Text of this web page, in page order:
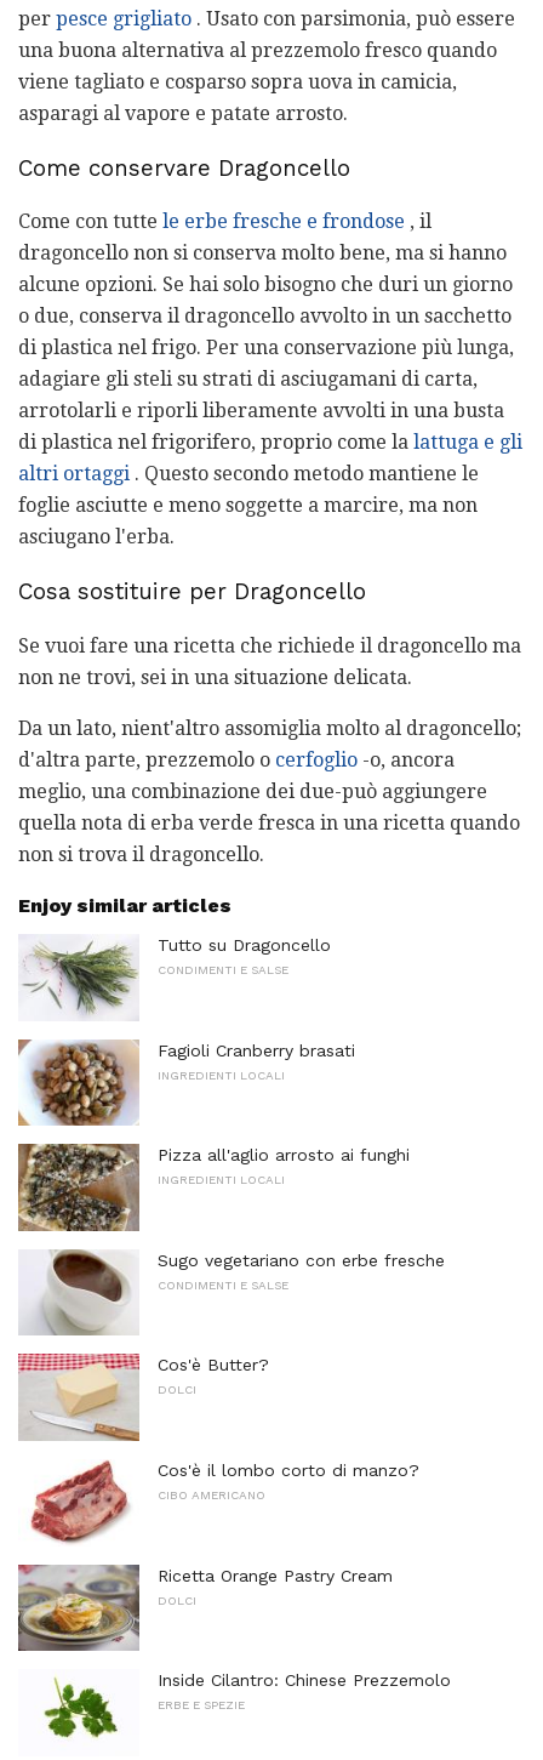
per pesce grigliato . Usato con parsimonia, può essere
una buona alternativa al prezzemolo fresco quando
viene tagliato e cosparso sopra uova in camicia,
asparagi al vapore e patate arrosto.
Come conservare Dragoncello
Come con tutte le erbe fresche e frondose , il
dragoncello non si conserva molto bene, ma si hanno
alcune opzioni. Se hai solo bisogno che duri un giorno
o due, conserva il dragoncello avvolto in un sacchetto
di plastica nel frigo. Per una conservazione più lunga,
adagiare gli steli su strati di asciugamani di carta,
arrotolarli e riporli liberamente avvolti in una busta
di plastica nel frigorifero, proprio come la lattuga e gli
altri ortaggi . Questo secondo metodo mantiene le
foglie asciutte e meno soggette a marcire, ma non
asciugano l'erba.
Cosa sostituire per Dragoncello
Se vuoi fare una ricetta che richiede il dragoncello ma
non ne trovi, sei in una situazione delicata.
Da un lato, nient'altro assomiglia molto al dragoncello;
d'altra parte, prezzemolo o cerfoglio -o, ancora
meglio, una combinazione dei due-può aggiungere
quella nota di erba verde fresca in una ricetta quando
non si trova il dragoncello.
Enjoy similar articles
Tutto su Dragoncello
CONDIMENTI E SALSE
Fagioli Cranberry brasati
INGREDIENTI LOCALI
Pizza all'aglio arrosto ai funghi
INGREDIENTI LOCALI
Sugo vegetariano con erbe fresche
CONDIMENTI E SALSE
Cos'è Butter?
DOLCI
Cos'è il lombo corto di manzo?
CIBO AMERICANO
Ricetta Orange Pastry Cream
DOLCI
Inside Cilantro: Chinese Prezzemolo
ERBE E SPEZIE